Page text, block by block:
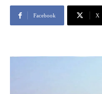
Facebook X